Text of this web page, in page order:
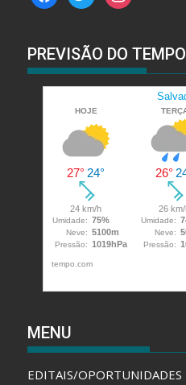
PREVISÃO DO TEMPO
MENU
EDITAIS/OPORTUNIDADES